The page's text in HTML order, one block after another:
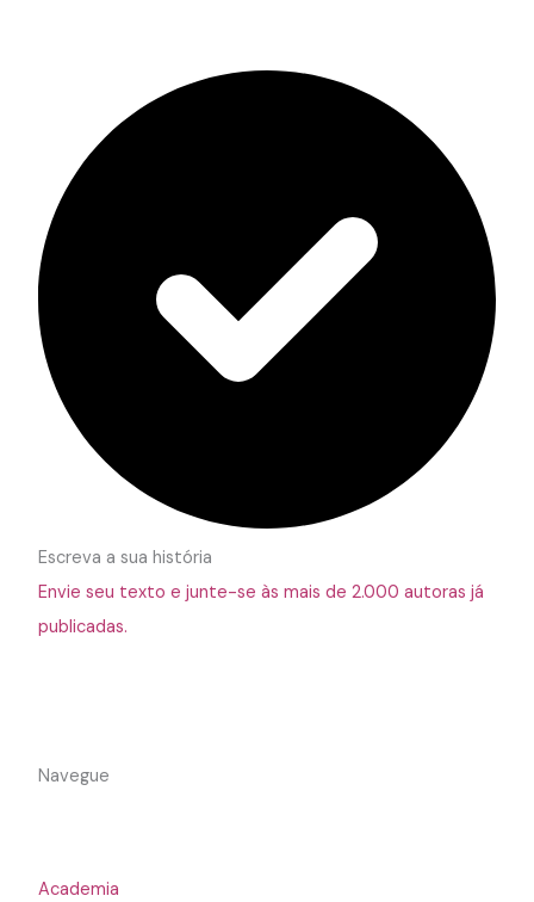
Escreva a sua história
Envie seu texto e junte-se às mais de 2.000 autoras já
publicadas.
Navegue
Academia